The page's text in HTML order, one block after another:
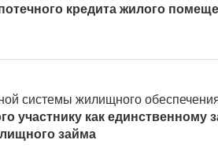
кредита жилого
системы жилищного
участнику как
займа